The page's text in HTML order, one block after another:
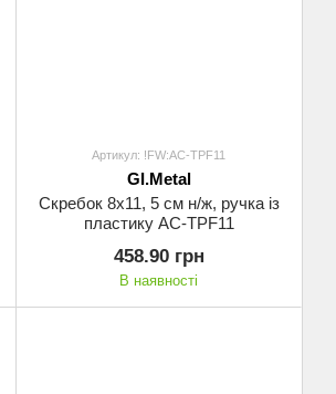
Артикул: !FW:AC-TPF11
GI.Metal
Скребок 8х11, 5 см н/ж, ручка із
пластику AC-TPF11
458.90 грн
В наявності